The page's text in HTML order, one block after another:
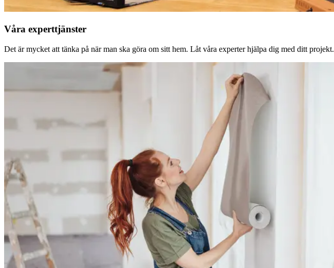
Våra experttjänster
Det är mycket att tänka på när man ska göra om sitt hem. Låt våra experter hjälpa dig med ditt projekt.